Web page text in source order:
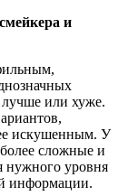
и
лучше или хуже.
искушенным. У
сложные и
нужного уровня
информации.